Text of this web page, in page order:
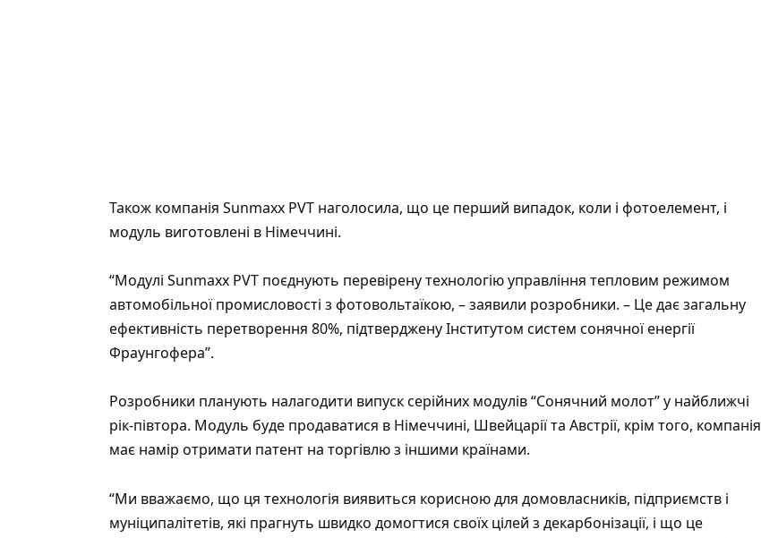
Також компанія Sunmaxx PVT наголосила, що це перший випадок, коли і фотоелемент, і
модуль виготовлені в Німеччині.
“Модулі Sunmaxx PVT поєднують перевірену технологію управління тепловим режимом
автомобільної промисловості з фотовольтаїкою, – заявили розробники. – Це дає загальну
ефективність перетворення 80%, підтверджену Інститутом систем сонячної енергії
Фраунгофера”.
Розробники планують налагодити випуск серійних модулів “Сонячний молот” у найближчі
рік-півтора. Модуль буде продаватися в Німеччині, Швейцарії та Австрії, крім того, компанія
має намір отримати патент на торгівлю з іншими країнами.
“Ми вважаємо, що ця технологія виявиться корисною для домовласників, підприємств і
муніципалітетів, які прагнуть швидко домогтися своїх цілей з декарбонізації, і що це